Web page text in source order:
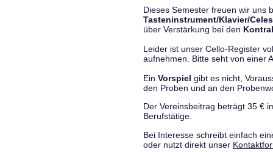
Dieses Semester freuen wir uns
Tasteninstrument/Klavier/
über Verstärkung bei den
Leider ist unser Cello-Register
aufnehmen. Bitte seht von einer
Ein Vorspiel gibt es nicht,
den Proben und an den
Der Vereinsbeitrag beträgt 35 €
Berufstätige.
Bei Interesse schreibt einfach
oder nutzt direkt unser